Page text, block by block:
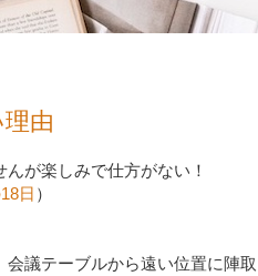
由
が楽しみで仕方がない！
日 ）
議テーブルから遠い位置に陣取